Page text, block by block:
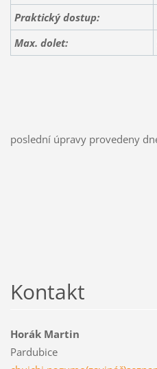
Praktický dostup:
Max. dolet:
poslední úpravy provedeny
Kontakt
Horák Martin
Pardubice